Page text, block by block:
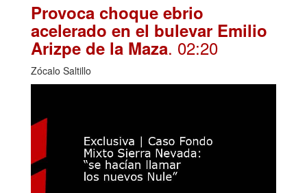
Provoca choque ebrio
acelerado en el bulevar Emilio
Arizpe de la Maza. 02:20
Zócalo Saltillo